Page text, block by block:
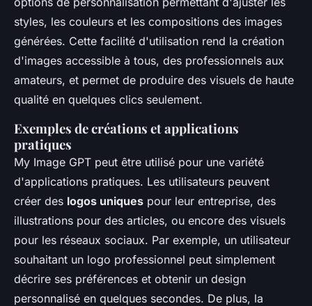
styles, les couleurs et les compositions des images
générées. Cette facilité d'utilisation rend la création
d'images accessible à tous, des professionnels aux
amateurs, et permet de produire des visuels de haute
qualité en quelques clics seulement.
Exemples de créations et applications
pratiques
My Image GPT peut être utilisé pour une variété
d'applications pratiques. Les utilisateurs peuvent
créer des logos uniques pour leur entreprise, des
illustrations pour des articles, ou encore des visuels
pour les réseaux sociaux. Par exemple, un utilisateur
souhaitant un logo professionnel peut simplement
décrire ses préférences et obtenir un design
personnalisé en quelques secondes. De plus, la